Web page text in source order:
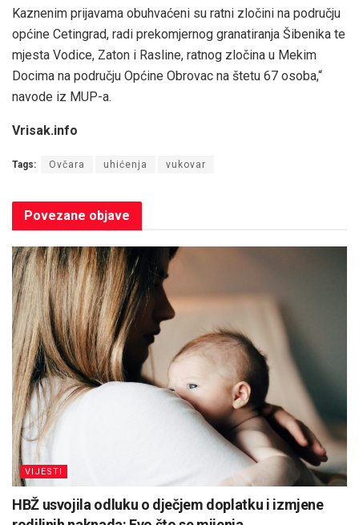
Kaznenim prijavama obuhvaćeni su ratni zločini na području
općine Cetingrad, radi prekomjernog granatiranja Šibenika te
mjesta Vodice, Zaton i Rasline, ratnog zločina u Mekim
Docima na području Općine Obrovac na štetu 67 osoba,“
navode iz MUP-a.
Vrisak.info
Tags: Ovčara uhićenja vukovar
Povezane objave
VIJESTI
HBŽ usvojila odluku o dječjem doplatku i izmjene